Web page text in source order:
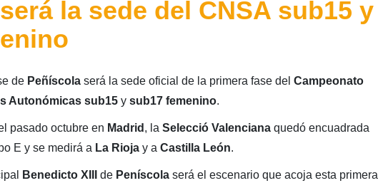
la sede del CNSA sub15 y
de Peñíscolaserá la sede oficial de la primera fase del Campeonato
Autonómicas sub15y sub17 femenino.
pasado octubre en Madrid , la Selecció Valencianaquedó encuadrada
E y se medirá a La Rioja y a Castilla León.
Benedicto XIII de Peníscolaserá el escenario que acoja esta primera